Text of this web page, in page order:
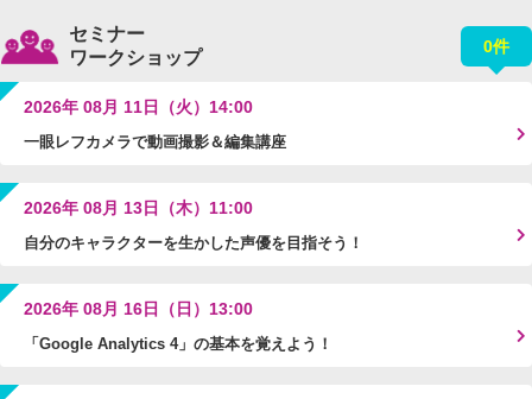
セミナー
ワークショップ
0件
2026年 08月 11日（火）14:00
一眼レフカメラで動画撮影＆編集講座
2026年 08月 13日（木）11:00
自分のキャラクターを生かした声優を目指そう！
2026年 08月 16日（日）13:00
「Google Analytics 4」の基本を覚えよう！